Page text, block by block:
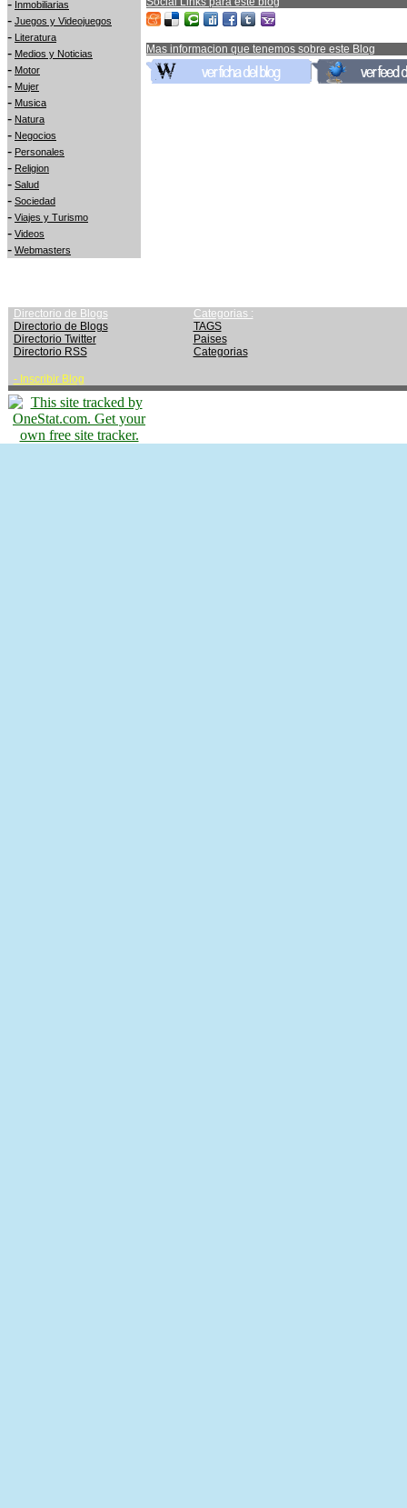
- Inmobiliarias
- Juegos y Videojuegos
- Literatura
- Medios y Noticias
- Motor
- Mujer
- Musica
- Natura
- Negocios
- Personales
- Religion
- Salud
- Sociedad
- Viajes y Turismo
- Videos
- Webmasters
Mas informacion que tenemos sobre este Blog
Directorio de Blogs
Directorio de Blogs
Directorio Twitter
Directorio RSS
- Inscribir Blog
Categorias :
TAGS
Paises
Categorias